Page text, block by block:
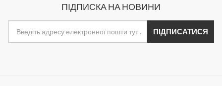
ПІДПИСКА НА НОВИНИ